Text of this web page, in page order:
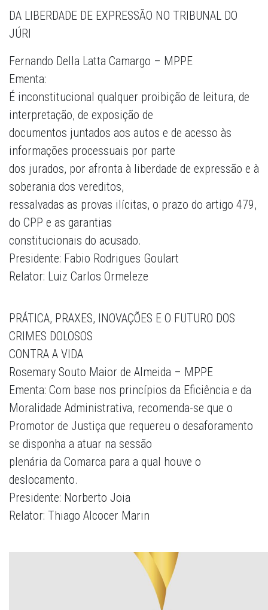
DA LIBERDADE DE EXPRESSÃO NO TRIBUNAL DO
JÚRI
Fernando Della Latta Camargo – MPPE
Ementa:
É inconstitucional qualquer proibição de leitura, de
interpretação, de exposição de
documentos juntados aos autos e de acesso às
informações processuais por parte
dos jurados, por afronta à liberdade de expressão e à
soberania dos vereditos,
ressalvadas as provas ilícitas, o prazo do artigo 479,
do CPP e as garantias
constitucionais do acusado.
Presidente: Fabio Rodrigues Goulart
Relator: Luiz Carlos Ormeleze
PRÁTICA, PRAXES, INOVAÇÕES E O FUTURO DOS
CRIMES DOLOSOS
CONTRA A VIDA
Rosemary Souto Maior de Almeida – MPPE
Ementa: Com base nos princípios da Eficiência e da
Moralidade Administrativa, recomenda-se que o
Promotor de Justiça que requereu o desaforamento
se disponha a atuar na sessão
plenária da Comarca para a qual houve o
deslocamento.
Presidente: Norberto Joia
Relator: Thiago Alcocer Marin